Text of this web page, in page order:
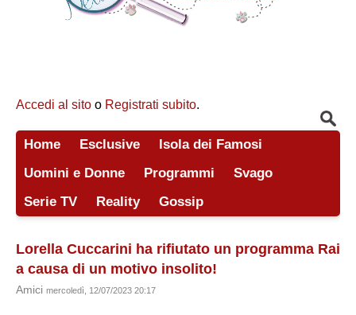
Accedi al sito o Registrati subito.
Home Esclusive
Isola dei Famosi
Uomini e Donne
Programmi
Svago
Serie TV
Reality Gossip
Lorella Cuccarini ha rifiutato un programma Rai
a causa di un motivo insolito!
Amici mercoledì, 12/07/2023 20:17